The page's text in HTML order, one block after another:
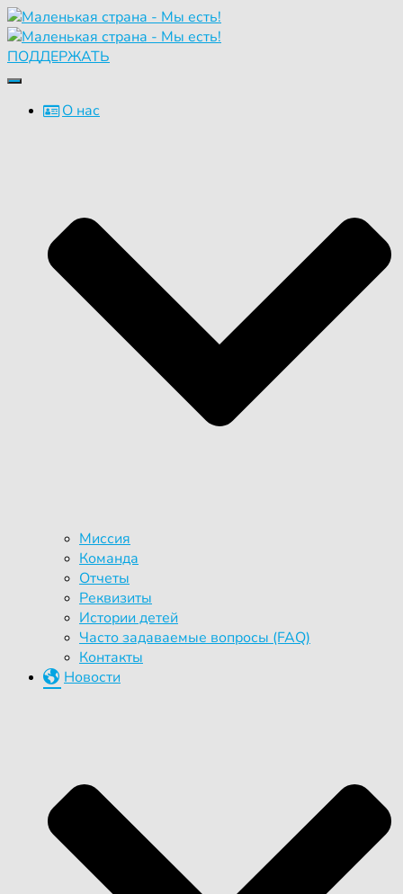
ПОДДЕРЖАТЬ
Переключить
навигациюО нас
Миссия
Команда
Отчеты
Реквизиты
Истории детей
Часто задаваемые вопросы (FAQ)
Контакты
Новости